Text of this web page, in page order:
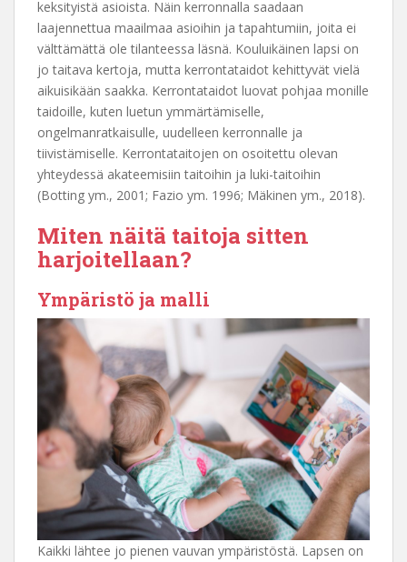
keksityistä asioista. Näin kerronnalla saadaan
laajennettua maailmaa asioihin ja tapahtumiin, joita ei
välttämättä ole tilanteessa läsnä. Kouluikäinen lapsi on
jo taitava kertoja, mutta kerrontataidot kehittyvät vielä
aikuisikään saakka. Kerrontataidot luovat pohjaa monille
taidoille, kuten luetun ymmärtämiselle,
ongelmanratkaisulle, uudelleen kerronnalle ja
tiivistämiselle. Kerrontataitojen on osoitettu olevan
yhteydessä akateemisiin taitoihin ja luki-taitoihin
(Botting ym., 2001; Fazio ym. 1996; Mäkinen ym., 2018).
Miten näitä taitoja sitten
harjoitellaan?
Ympäristö ja malli
Kaikki lähtee jo pienen vauvan ympäristöstä. Lapsen on